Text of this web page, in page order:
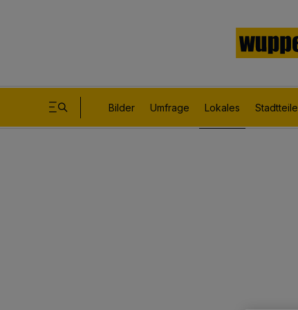
Bilder Umfrage Lokales Stadtteile